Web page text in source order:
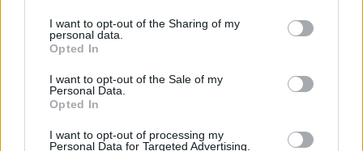
I want to opt-out of the Sharing of my
personal data.
Opted In
I want to opt-out of the Sale of my
Personal Data.
Opted In
I want to opt-out of processing my
Personal Data for Targeted Advertising.
Esim for USA|Esim for Italy| Esim for Spain|Esim